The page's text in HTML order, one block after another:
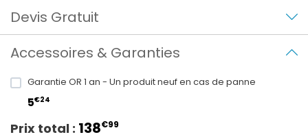
Devis Gratuit
Accessoires & Garanties
Garantie OR 1 an - Un produit neuf en cas de panne
5€24
Prix total : 138€99